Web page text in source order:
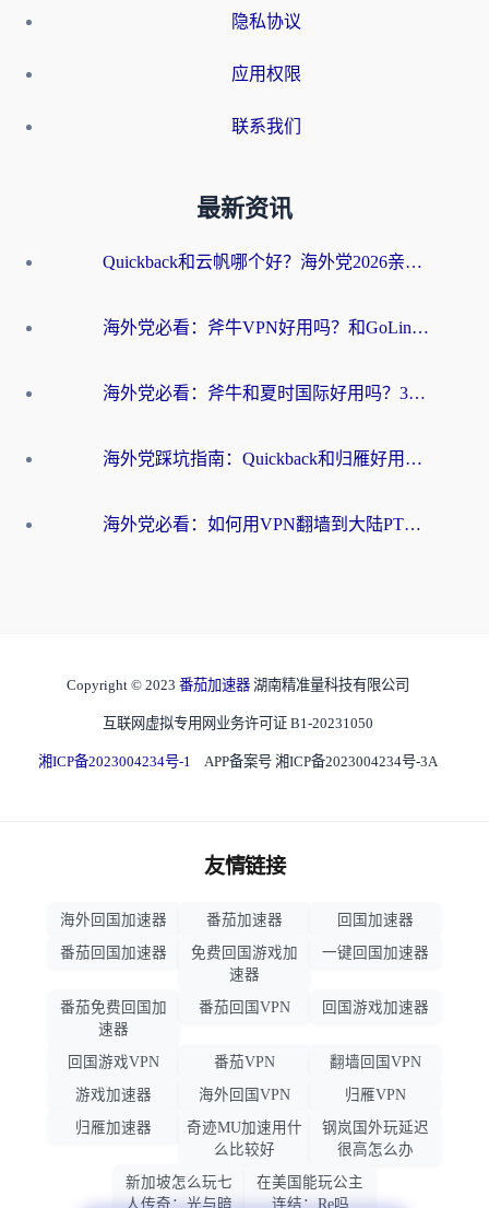
隐私协议
应用权限
联系我们
最新资讯
Quickback和云帆哪个好？海外党2026亲测指南：选对加速器大陆工具，无缝刷国内剧玩国服
海外党必看：斧牛VPN好用吗？和GoLinkVPN对比哪个回国效果更好？
海外党必看：斧牛和夏时国际好用吗？3步选对回国加速器，无缝刷国内资源
海外党踩坑指南：Quickback和归雁好用吗？选对加速器才能无缝刷国内资源
海外党必看：如何用VPN翻墙到大陆PTT？一篇解决你所有回国加速痛点
Copyright © 2023 番茄加速器 湖南精准量科技有限公司
互联网虚拟专用网业务许可证 B1-20231050
湘ICP备2023004234号-1 APP备案号 湘ICP备2023004234号-3A
友情链接
海外回国加速器 番茄加速器
回国加速器
番茄回国加速器
免费回国游戏加
速器
一键回国加速器
番茄免费回国加
速器
番茄回国VPN 回国游戏加速器
回国游戏VPN 番茄VPN
翻墙回国VPN
游戏加速器
海外回国VPN
归雁VPN
归雁加速器
奇迹MU加速用什
么比较好
钢岚国外玩延迟
很高怎么办
新加坡怎么玩七
人传奇：光与暗
在美国能玩公主
连结：Re吗